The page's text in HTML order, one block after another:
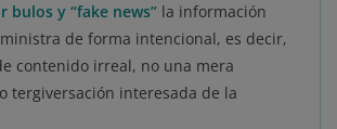
bulos y “fake news” la información
de forma intencional, es decir,
contenido irreal, no una mera
tergiversación interesada de la